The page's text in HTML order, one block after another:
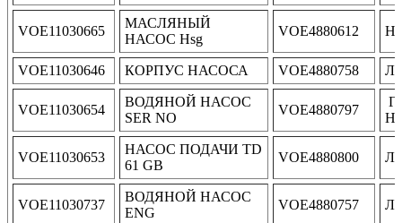
VOE11030665
МАСЛЯНЫЙ
НАСОС Hsg
VOE4880612
VOE11030646 КОРПУС НАСОСА VOE4880758
VOE11030654
ВОДЯНОЙ НАСОС
SER NO
VOE4880797
VOE11030653
НАСОС ПОДАЧИ TD
61 GB
VOE4880800
VOE11030737
ВОДЯНОЙ НАСОС
ENG
VOE4880757